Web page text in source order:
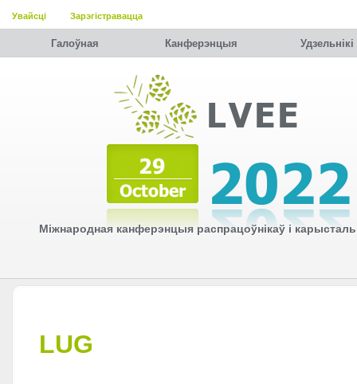
Увайсці Зарэгістравацца
Галоўная Канферэнцыя Удзельнiкi
Міжнародная канферэнцыя распрацоўнікаў і
LUG